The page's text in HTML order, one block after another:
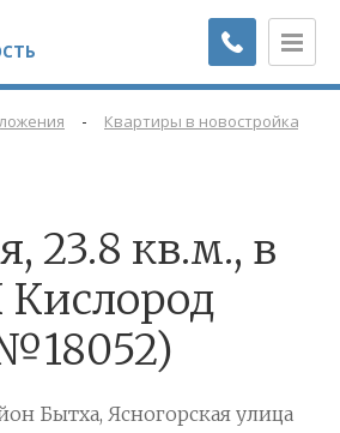
- Квартиры в новостройках
23.8 кв.м., в
Бытха, Ясногорская улица